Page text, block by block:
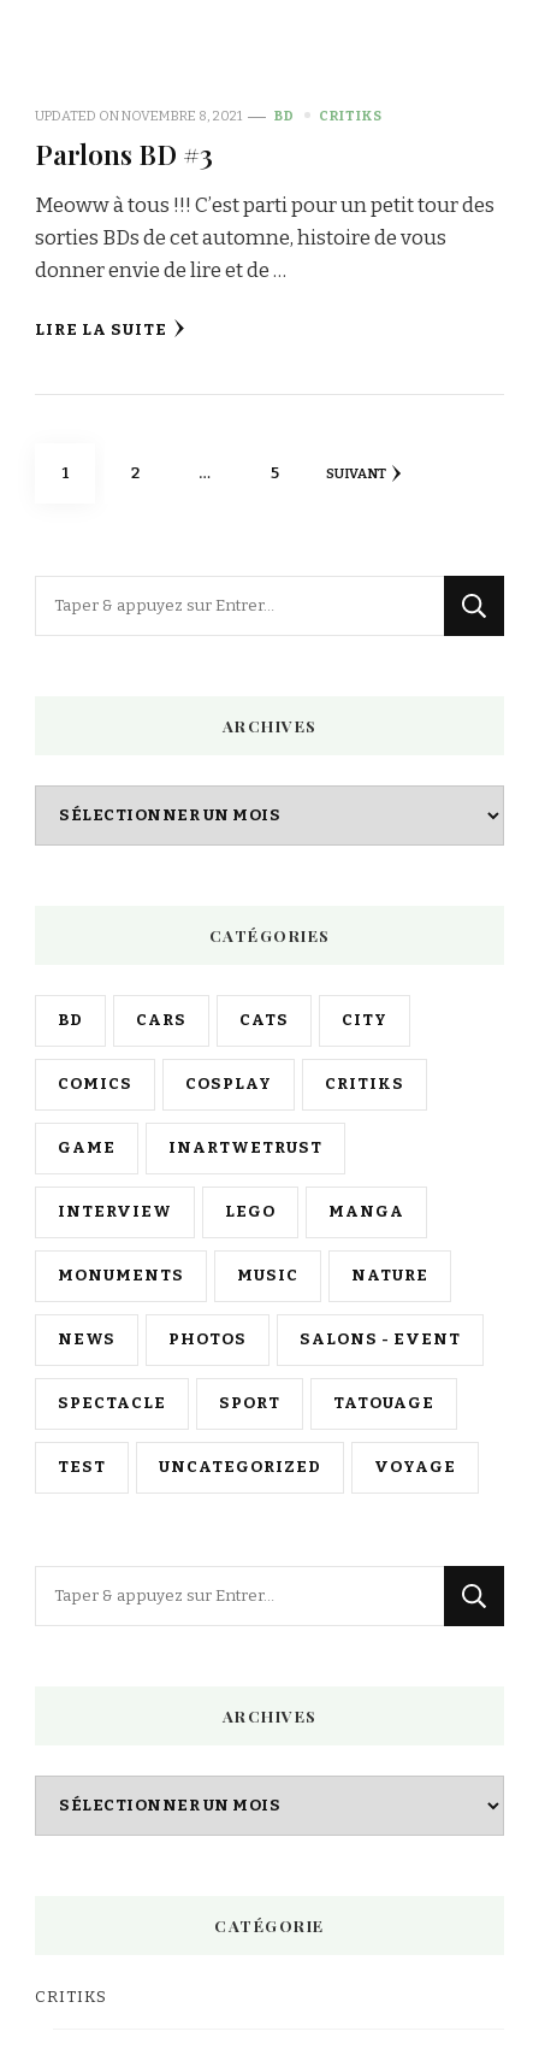
UPDATED ONNOVEMBRE 8, 2021 BD CRITIKS
Parlons BD #3
Meoww à tous !!! C’est parti pour un petit tour des
sorties BDs de cet automne, histoire de vous
donner envie de lire et de …
LIRE LA SUITE
Navigation
PAGE
1 PAGE
2 … PAGE
5 SUIVANT
ARCHIVES
Archives
CATÉGORIES
BD CARS CATS CITY
COMICS COSPLAY CRITIKS
GAME INARTWETRUST
INTERVIEW LEGO MANGA
MONUMENTS MUSIC NATURE
NEWS PHOTOS SALONS - EVENT
SPECTACLE SPORT TATOUAGE
TEST UNCATEGORIZED VOYAGE
ARCHIVES
Archives
CATÉGORIE
CRITIKS